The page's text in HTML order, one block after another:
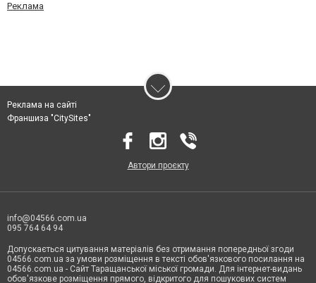
Реклама
Реклама на сайті
Франшиза "CitySites"
Автори проєкту
info@04566.com.ua
095 764 64 94
Допускається цитування матеріалів без отримання попередньої згоди
04566.com.ua за умови розміщення в тексті обов'язкового посилання на
04566.com.ua - Cайт Таращанської міської громади. Для інтернет-видань
обов'язкове розміщення прямого, відкритого для пошукових систем